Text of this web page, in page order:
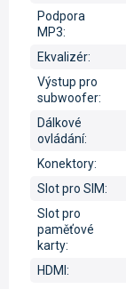
Podpora
MP3:
Ekvalizér:
Výstup pro
subwoofer:
Dálkové
ovládání:
Konektory:
Slot pro SIM:
Slot pro
paměťové
karty:
HDMI :